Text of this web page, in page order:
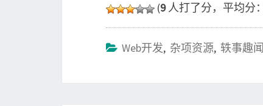
(9人打了分，平均分：
Web开发, 杂项资源, 轶事趣闻